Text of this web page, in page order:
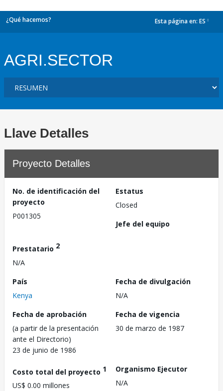
¿Qué hacemos? Esta página en: ES
AGRI.SECTOR
Llave Detalles
Proyecto Detalles
No. de identificación del
proyecto
P001305
Estatus
Closed
Jefe del equipo
Prestatario 2
N/A
País
Kenya
Fecha de divulgación
N/A
Fecha de aprobación
(a partir de la presentación
ante el Directorio)
23 de junio de 1986
Fecha de vigencia
30 de marzo de 1987
Costo total del proyecto 1
US$ 0.00 millones
Organismo Ejecutor
N/A